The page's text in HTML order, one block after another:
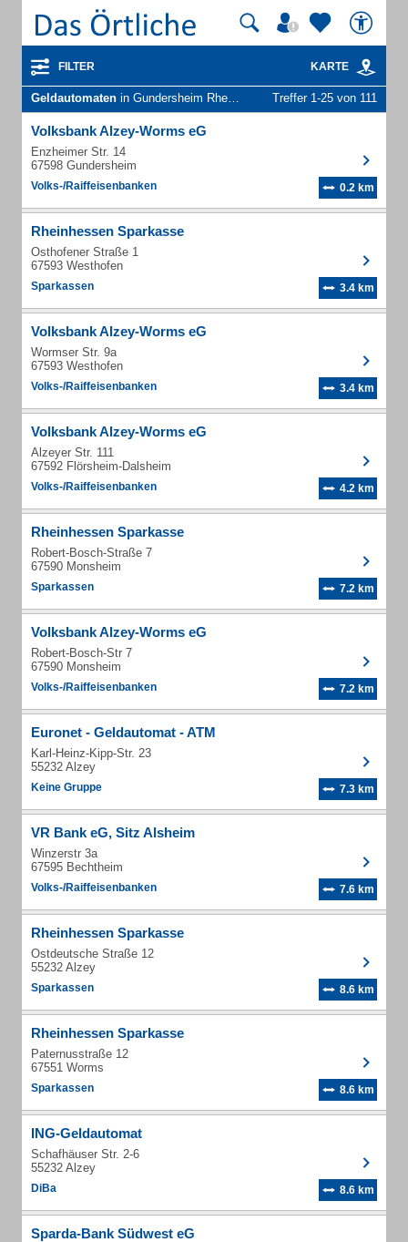
FILTER KARTE
Geldautomaten in Gundersheim Rheinhess Treffer 1-25 von 111
Volksbank Alzey-Worms eG
Enzheimer Str. 14
67598 Gundersheim
Volks-/Raiffeisenbanken 0.2 km
Rheinhessen Sparkasse
Osthofener Straße 1
67593 Westhofen
Sparkassen 3.4 km
Volksbank Alzey-Worms eG
Wormser Str. 9a
67593 Westhofen
Volks-/Raiffeisenbanken 3.4 km
Volksbank Alzey-Worms eG
Alzeyer Str. 111
67592 Flörsheim-Dalsheim
Volks-/Raiffeisenbanken 4.2 km
Rheinhessen Sparkasse
Robert-Bosch-Straße 7
67590 Monsheim
Sparkassen 7.2 km
Volksbank Alzey-Worms eG
Robert-Bosch-Str 7
67590 Monsheim
Volks-/Raiffeisenbanken 7.2 km
Euronet - Geldautomat - ATM
Karl-Heinz-Kipp-Str. 23
55232 Alzey
Keine Gruppe 7.3 km
VR Bank eG, Sitz Alsheim
Winzerstr 3a
67595 Bechtheim
Volks-/Raiffeisenbanken 7.6 km
Rheinhessen Sparkasse
Ostdeutsche Straße 12
55232 Alzey
Sparkassen 8.6 km
Rheinhessen Sparkasse
Paternusstraße 12
67551 Worms
Sparkassen 8.6 km
ING-Geldautomat
Schafhäuser Str. 2-6
55232 Alzey
DiBa 8.6 km
Sparda-Bank Südwest eG